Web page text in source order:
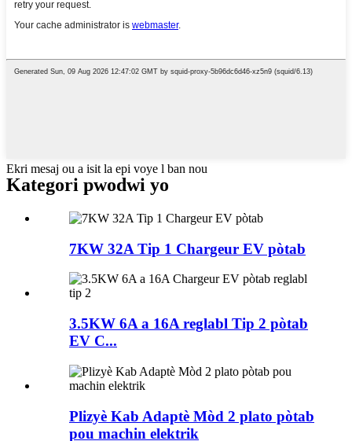
Ekri mesaj ou a isit la epi voye l ban nou
Kategori pwodwi yo
7KW 32A Tip 1 Chargeur EV pòtab
3.5KW 6A a 16A reglabl Tip 2 pòtab
EV C...
Plizyè Kab Adaptè Mòd 2 plato pòtab
pou machin elektrik